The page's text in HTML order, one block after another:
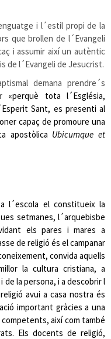
i l´estil propi de la
que brollen de l´Evangeli
i assumir així un autèntic
de l´Evangeli de Jesucrist.
demana prendre´s
«perquè tota l´Església,
Sant, es presenti al
capaç de promoure una
apostòlica Ubicumque et
l´escola el constitueix la
setmanes, l´arquebisbe
els pares i mares a
de religió és el campanar
convida aquells
la cultura cristiana, a
la persona, i a descobrir l
avui a casa nostra és
important gràcies a una
així com també
Els docents de religió,